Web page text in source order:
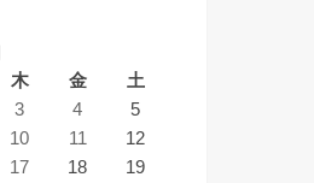
木 金 土
3 4
5
10 11
12
17 18
19